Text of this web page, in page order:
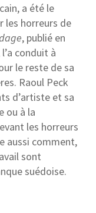
a été le
les horreurs de
, publié en
conduit à
le reste de sa
Raoul Peck
d’artiste et sa
ou à la
les horreurs
aussi comment,
sont
suédoise.